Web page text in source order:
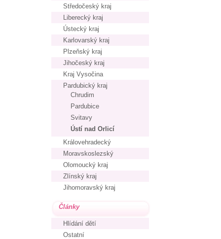
Středočeský kraj
Liberecký kraj
Ústecký kraj
Karlovarský kraj
Plzeňský kraj
Jihočeský kraj
Kraj Vysočina
Pardubický kraj
Chrudim
Pardubice
Svitavy
Ústí nad Orlicí
Královehradecký
Moravskoslezský
Olomoucký kraj
Zlínský kraj
Jihomoravský kraj
Články
Hlídání dětí
Ostatní